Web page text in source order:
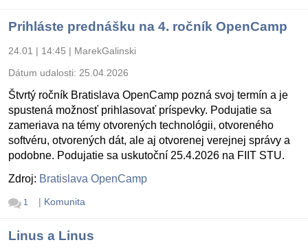
Prihláste prednášku na 4. ročník OpenCamp
24.01 | 14:45 | MarekGalinski
Dátum udalosti: 25.04.2026
Štvrtý ročník Bratislava OpenCamp pozná svoj termín a je
spustená možnosť prihlasovať príspevky. Podujatie sa
zameriava na témy otvorených technológii, otvoreného
softvéru, otvorených dát, ale aj otvorenej verejnej správy a
podobne. Podujatie sa uskutoční 25.4.2026 na FIIT STU.
Zdroj: Bratislava OpenCamp
1 | Komunita
Linus a Linus